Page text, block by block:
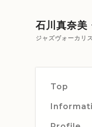
石川真奈
ジャズヴォーカリ
Top